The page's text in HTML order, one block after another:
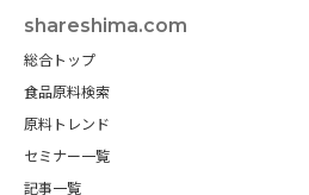
shareshima.com
総合トップ
食品原料検索
原料トレンド
セミナー一覧
記事一覧